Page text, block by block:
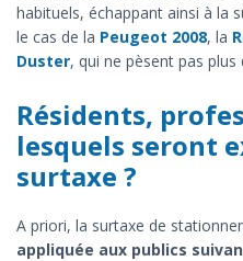
habituels, échappant ainsi à la
le cas de la Peugeot 2008, la
Duster, qui ne pèsent pas plus
Résidents,
lesquels seront
surtaxe ?
A priori, la surtaxe de
appliquée aux publics